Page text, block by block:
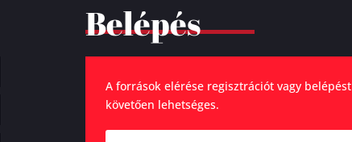
Belépés
A források elérése regisztrációt vagy belépést
követően lehetséges.